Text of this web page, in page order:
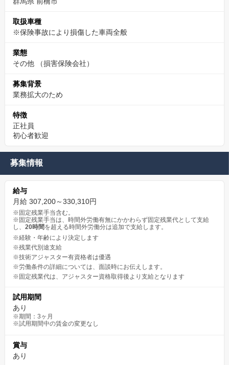
取扱車種
※保険事故により損傷した車両全般
業態
その他
（損害保険会社）
募集背景
業務拡大のため
特徴
正社員
初心者歓迎
募集情報
給与
月給 307,200～330,310円
※固定残業手当含む。
※固定残業手当は、時間外労働有無にかかわらず固定残業代として支給
し、 20時間を超える時間外労働分は追加で支給します。
※経験・年齢により決定します
※残業代別途支給
※技術アジャスター有資格者は優遇
※労働条件の詳細については、面談時にお伝えします。
※固定残業代は、アジャスター資格取得後より支給となります
試用期間
あり
※期間：3ヶ月
※試用期間中の賃金の変更なし
賞与
あり